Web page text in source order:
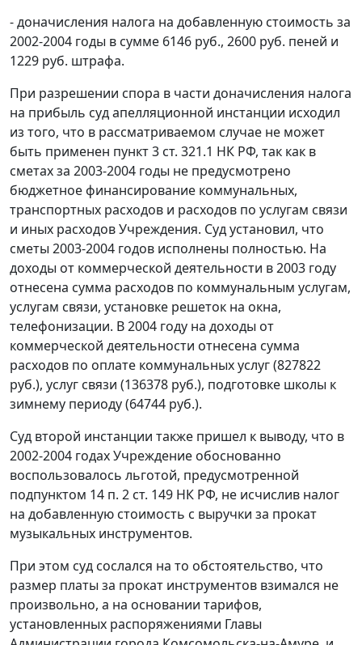
- доначисления налога на добавленную стоимость за
2002-2004 годы в сумме 6146 руб., 2600 руб. пеней и
1229 руб. штрафа.
При разрешении спора в части доначисления налога
на прибыль суд апелляционной инстанции исходил
из того, что в рассматриваемом случае не может
быть применен пункт 3 ст. 321.1 НК РФ, так как в
сметах за 2003-2004 годы не предусмотрено
бюджетное финансирование коммунальных,
транспортных расходов и расходов по услугам связи
и иных расходов Учреждения. Суд установил, что
сметы 2003-2004 годов исполнены полностью. На
доходы от коммерческой деятельности в 2003 году
отнесена сумма расходов по коммунальным услугам,
услугам связи, установке решеток на окна,
телефонизации. В 2004 году на доходы от
коммерческой деятельности отнесена сумма
расходов по оплате коммунальных услуг (827822
руб.), услуг связи (136378 руб.), подготовке школы к
зимнему периоду (64744 руб.).
Суд второй инстанции также пришел к выводу, что в
2002-2004 годах Учреждение обоснованно
воспользовалось льготой, предусмотренной
подпунктом 14 п. 2 ст. 149 НК РФ, не исчислив налог
на добавленную стоимость с выручки за прокат
музыкальных инструментов.
При этом суд сослался на то обстоятельство, что
размер платы за прокат инструментов взимался не
произвольно, а на основании тарифов,
установленных распоряжениями Главы